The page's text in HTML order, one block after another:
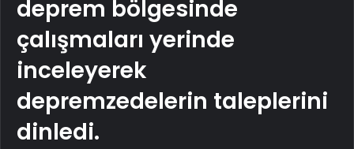
deprem bölgesinde
çalışmaları yerinde
inceleyerek
depremzedelerin taleplerini
dinledi.